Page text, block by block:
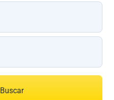
Buscar